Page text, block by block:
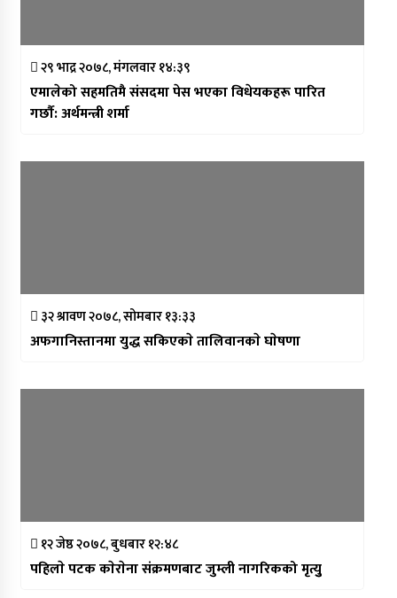
२९ भाद्र २०७८, मंगलवार १४:३९
एमालेको सहमतिमै संसदमा पेस भएका विधेयकहरू पारित
गर्छाै: अर्थमन्त्री शर्मा
३२ श्रावण २०७८, सोमबार १३:३३
अफगानिस्तानमा युद्ध सकिएकाे तालिवानकाे घाेषणा
१२ जेष्ठ २०७८, बुधबार १२:४८
पहिलाे पटक काेराेना संक्रमणबाट जुम्ली नागरिकको मृत्युु